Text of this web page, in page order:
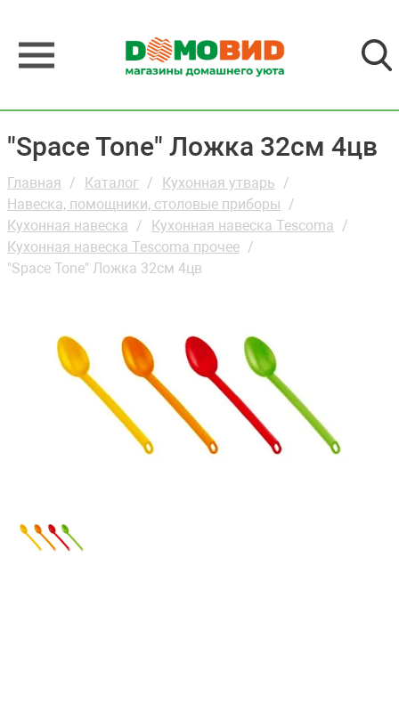
"Space Tone" Ложка 32см 4цв
Главная Каталог
Кухонная утварь
Навеска, помощники, столовые приборы
Кухонная навеска
Кухонная навеска Tescoma
Кухонная навеска Tescoma прочее
"Space Tone" Ложка 32см 4цв